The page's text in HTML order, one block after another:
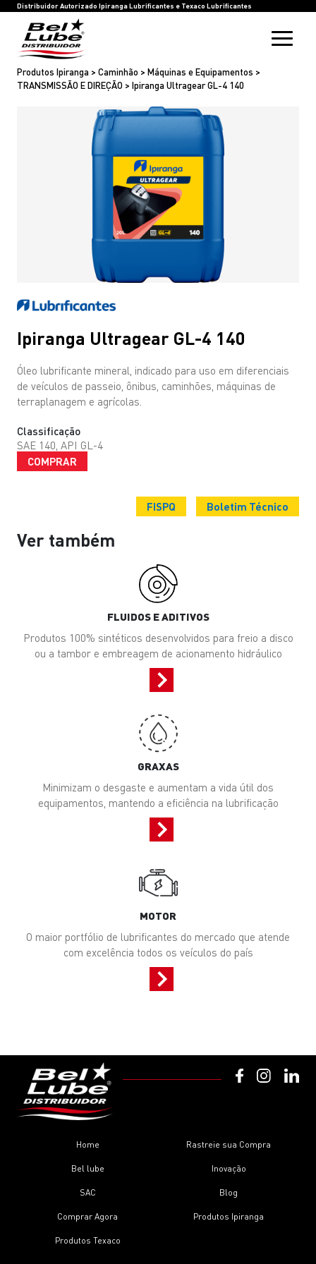
Distribuidor Autorizado Ipiranga Lubrificantes e Texaco Lubrificantes
HOME
BEL LUBE
BLOG
RASTREIE SUA COMPRA
INOVAÇÃO
SAC
IPIRANGA LUBRIFICANTES
TEXACO LUBRIFICANTES
Produtos Ipiranga > Caminhão > Máquinas e Equipamentos >
TRANSMISSÃO E DIREÇÃO > Ipiranga Ultragear GL-4 140
Ipiranga Ultragear GL-4 140
Óleo lubrificante mineral, indicado para uso em diferenciais
de veículos de passeio, ônibus, caminhões, máquinas de
terraplanagem e agrícolas.
Classificação
SAE 140, API GL-4
COMPRAR
FISPQ Boletim Técnico
Ver também
FLUIDOS E ADITIVOS
Produtos 100% sintéticos desenvolvidos para freio a disco
ou a tambor e embreagem de acionamento hidráulico
GRAXAS
Minimizam o desgaste e aumentam a vida útil dos
equipamentos, mantendo a eficiência na lubrificação
MOTOR
O maior portfólio de lubrificantes do mercado que atende
com excelência todos os veículos do país
Home Rastreie sua Compra
Bel lube Inovação
SAC Blog
Comprar Agora Produtos Ipiranga
Produtos Texaco